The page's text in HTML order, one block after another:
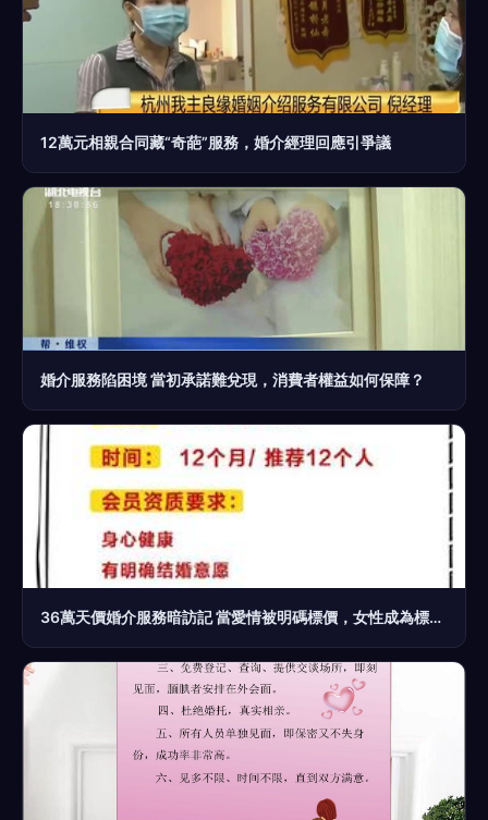
12萬元相親合同藏“奇葩”服務，婚介經理回應引爭議
婚介服務陷困境 當初承諾難兌現，消費者權益如何保障？
36萬天價婚介服務暗訪記 當愛情被明碼標價，女性成為標簽化商品